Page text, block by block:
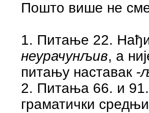
Пошто више не
1. Питање 22.
неурачунљив, а
питању наставак -
2. Питања 66. и 91.
граматички